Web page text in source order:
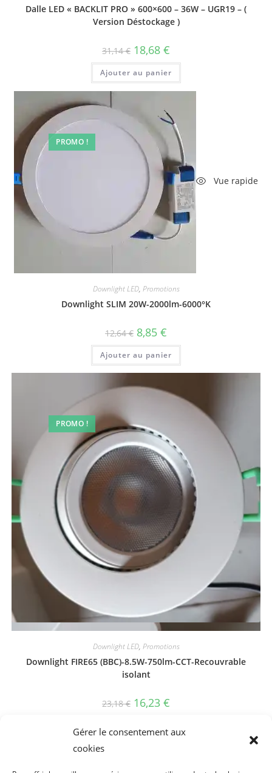
Gérer le consentement aux
cookies
Dalle LED « BACKLIT PRO » 600×600 – 36W – UGR19 – (
Version Déstockage )
31,14€ Le
prix
initial
était :
31,14 €.
18,68 €
actuel
est :
18,68 €.
Ajouter au panier
PROMO !
Vue rapide
Downlight LED, Promotions
Downlight SLIM 20W-2000lm-6000°K
12,64€ Le
prix
initial
était :
12,64 €.
8,85 €
actuel
est :
8,85 €.
Ajouter au panier
PROMO !
Vue rapide
Downlight LED, Promotions
Downlight FIRE65 (BBC)-8.5W-750lm-CCT-Recouvrable
isolant
23,18€ Le
prix
23,18 €.
16,23 €
16,23 €.